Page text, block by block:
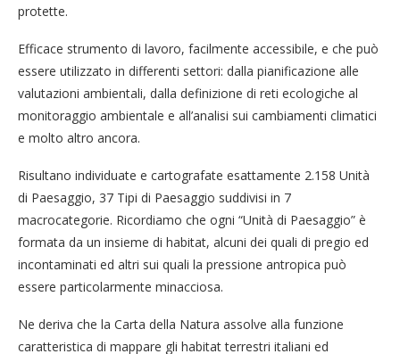
protette.
Efficace strumento di lavoro, facilmente accessibile, e che può
essere utilizzato in differenti settori: dalla pianificazione alle
valutazioni ambientali, dalla definizione di reti ecologiche al
monitoraggio ambientale e all’analisi sui cambiamenti climatici
e molto altro ancora.
Risultano individuate e cartografate esattamente 2.158 Unità
di Paesaggio, 37 Tipi di Paesaggio suddivisi in 7
macrocategorie. Ricordiamo che ogni “Unità di Paesaggio” è
formata da un insieme di habitat, alcuni dei quali di pregio ed
incontaminati ed altri sui quali la pressione antropica può
essere particolarmente minacciosa.
Ne deriva che la Carta della Natura assolve alla funzione
caratteristica di mappare gli habitat terrestri italiani ed